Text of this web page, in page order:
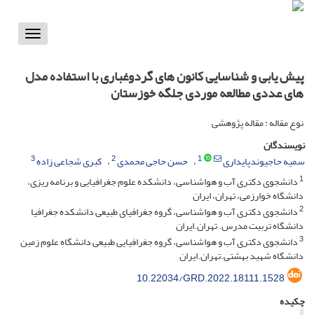
Toggle
پیش یابی و شناسایی کانون های گردوغباری با استفاده مدل
های عددی مطالعه موردی جلگه خوزستان
نوع مقاله : مقاله پژوهشی
نویسندگان
سمیه حاجیوندپایداری
1 حسن حاجی محمدی2 کبری شجاعی زاده3
1دانشجوی دکتری آب و هواشناسی، دانشکده علوم جغرافیایی و برنامه ریزی،
دانشگاه خوارزمی، تهران، ایران
2دانشجوی دکتری آب و هواشناسی، گروه جغرافیای طبیعی دانشکده جغرافیا
دانشگاه تربیت مدرس. تهران.ایران
3دانشجوی دکتری آب و هواشناسی، گروه جغرافیایی طبیعی دانشگاه علوم زمین
دانشگاه شهید بهشتی.تهران.ایران
10.22034/GRD.2022.18111.1528
چکیده